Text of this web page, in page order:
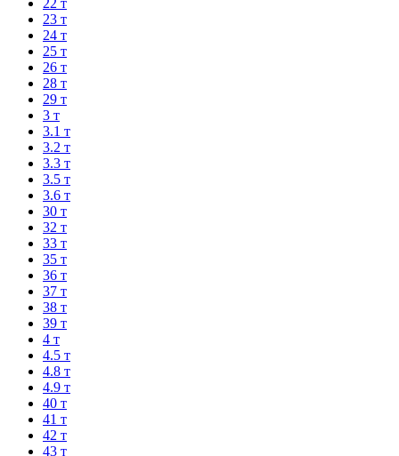
22 т
23 т
24 т
25 т
26 т
28 т
29 т
3 т
3.1 т
3.2 т
3.3 т
3.5 т
3.6 т
30 т
32 т
33 т
35 т
36 т
37 т
38 т
39 т
4 т
4.5 т
4.8 т
4.9 т
40 т
41 т
42 т
43 т